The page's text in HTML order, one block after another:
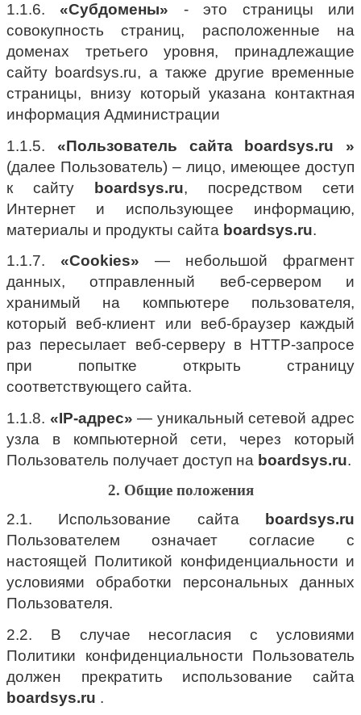
1.1.6.«Субдомены» - это страницы или
совокупность страниц, расположенные на
доменах третьего уровня, принадлежащие
сайту boardsys.ru, а также другие временные
страницы, внизу который указана контактная
информация Администрации
1.1.5. «Пользователь сайта boardsys.ru »
(далее Пользователь) – лицо, имеющее доступ
к сайту boardsys.ru, посредством сети
Интернет и использующее информацию,
материалы и продукты сайта boardsys.ru.
1.1.7. «Cookies» — небольшой фрагмент
данных, отправленный веб-сервером и
хранимый на компьютере пользователя,
который веб-клиент или веб-браузер каждый
раз пересылает веб-серверу в HTTP-запросе
при попытке открыть страницу
соответствующего сайта.
1.1.8. «IP-адрес» — уникальный сетевой адрес
узла в компьютерной сети, через который
Пользователь получает доступ на boardsys.ru.
2. Общие положения
2.1. Использование сайта
boardsys.ru
Пользователем означает согласие с
настоящей Политикой конфиденциальности и
условиями обработки персональных данных
Пользователя.
2.2. В случае несогласия с условиями
Политики конфиденциальности Пользователь
должен прекратить использование сайта
boardsys.ru .